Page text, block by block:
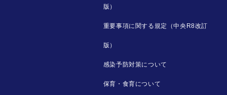
版）
重要事項に関する規定（中央R8改訂
版）
感染予防対策について
保育・食育について